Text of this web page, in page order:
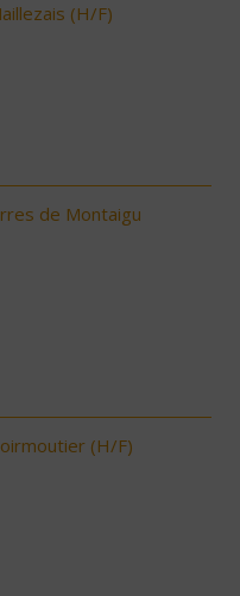
(H/F)
de Montaigu
(H/F)